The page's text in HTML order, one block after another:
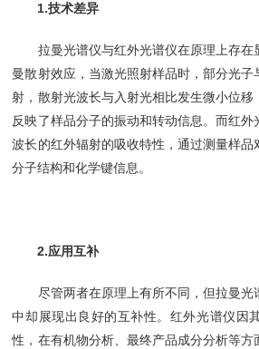
1.技术差异
拉曼光谱仪与红外光谱仪在原理上存在
曼散射效应，当激光照射样品时，部分光子
射，散射光波长与入射光相比发生微小位移
反映了样品分子的振动和转动信息。而红外
波长的红外辐射的吸收特性，通过测量样
分子结构和化学键信息。
2.应用互补
尽管两者在原理上有所不同，但拉曼光
中却展现出良好的互补性。红外光谱仪因
性，在有机物分析、最终产品成分分析等方